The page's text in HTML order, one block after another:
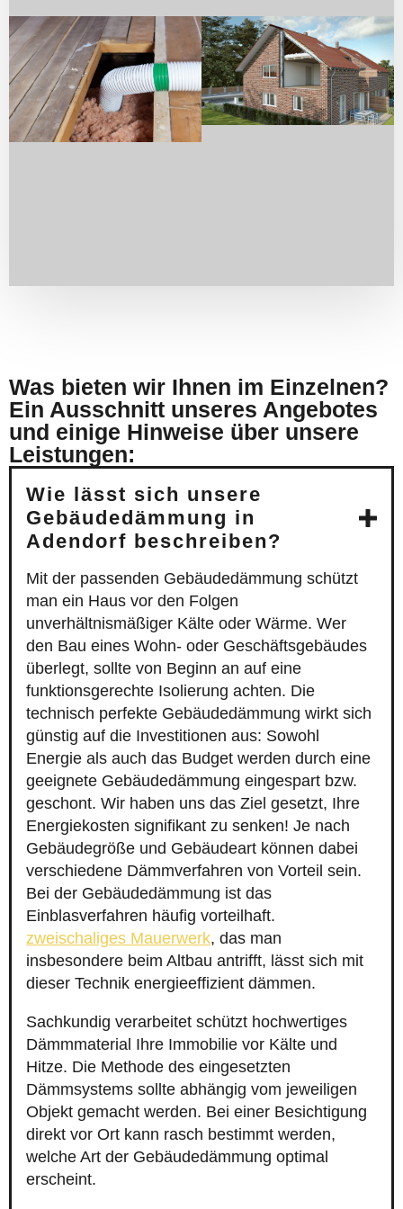
Was bieten wir Ihnen im Einzelnen?
Ein Ausschnitt unseres Angebotes
und einige Hinweise über unsere
Leistungen:
Wie lässt sich unsere
Gebäudedämmung in
Adendorf beschreiben?
Mit der passenden Gebäudedämmung schützt
man ein Haus vor den Folgen
unverhältnismäßiger Kälte oder Wärme. Wer
den Bau eines Wohn- oder Geschäftsgebäudes
überlegt, sollte von Beginn an auf eine
funktionsgerechte Isolierung achten. Die
technisch perfekte Gebäudedämmung wirkt sich
günstig auf die Investitionen aus: Sowohl
Energie als auch das Budget werden durch eine
geeignete Gebäudedämmung eingespart bzw.
geschont. Wir haben uns das Ziel gesetzt, Ihre
Energiekosten signifikant zu senken! Je nach
Gebäudegröße und Gebäudeart können dabei
verschiedene Dämmverfahren von Vorteil sein.
Bei der Gebäudedämmung ist das
Einblasverfahren häufig vorteilhaft.
zweischaliges Mauerwerk, das man
insbesondere beim Altbau antrifft, lässt sich mit
dieser Technik energieeffizient dämmen.
Sachkundig verarbeitet schützt hochwertiges
Dämmmaterial Ihre Immobilie vor Kälte und
Hitze. Die Methode des eingesetzten
Dämmsystems sollte abhängig vom jeweiligen
Objekt gemacht werden. Bei einer Besichtigung
direkt vor Ort kann rasch bestimmt werden,
welche Art der Gebäudedämmung optimal
erscheint.